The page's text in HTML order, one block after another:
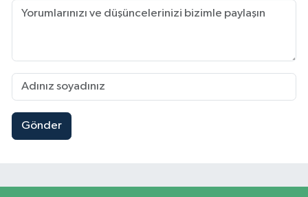
Gönder